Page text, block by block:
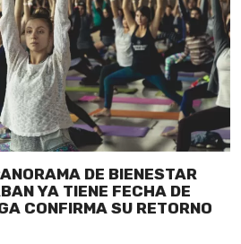
DE BIENESTAR
YA TIENE FECHA DE
CONFIRMA SU RETORNO